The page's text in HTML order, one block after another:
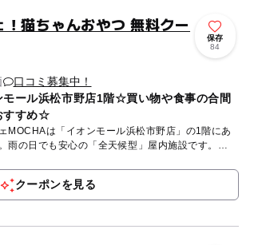
猫ちゃんおやつ 無料クー
保存
84
口コミ募集中！
モール浜松市野店1階☆買い物や食事の合間
すすめ☆
MOCHAは「イオンモール浜松市野店」の1階にあ
雨の日でも安心の「全天候型」屋内施設です。
クーポンを見る